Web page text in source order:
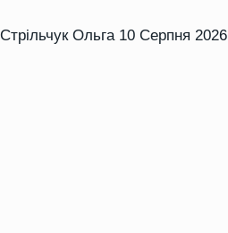
Стрільчук Ольга 10 Серпня 2026